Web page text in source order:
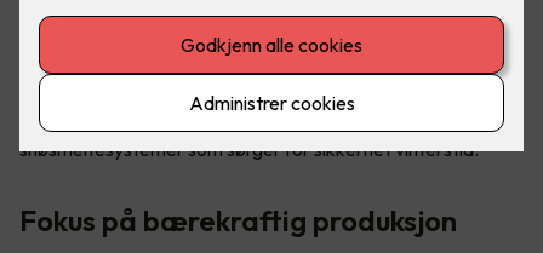
DEVI er en av verdens ledende leverandører av elektriske
varmeløsninger. Med produkter tilpasset både boliger og
næringsbygg, kombinerer DEVI funksjonalitet, holdbarhet
og kvalitet. Selskapet leverer elektriske gulvvarmesystemer
som gir innendørs komfort og utendørs is- og
snøsmeltesystemer som sørger for sikkerhet vinterstid.
Fokus på bærekraftig produksjon